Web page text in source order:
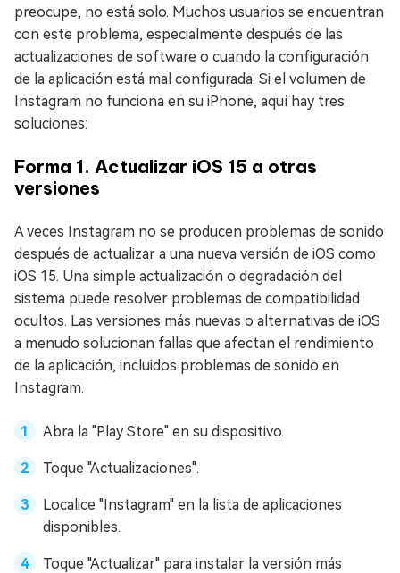
preocupe, no está solo. Muchos usuarios se encuentran
con este problema, especialmente después de las
actualizaciones de software o cuando la configuración
de la aplicación está mal configurada. Si el volumen de
Instagram no funciona en su iPhone, aquí hay tres
soluciones:
Forma 1. Actualizar iOS 15 a otras
versiones
A veces Instagram no se producen problemas de sonido
después de actualizar a una nueva versión de iOS como
iOS 15. Una simple actualización o degradación del
sistema puede resolver problemas de compatibilidad
ocultos. Las versiones más nuevas o alternativas de iOS
a menudo solucionan fallas que afectan el rendimiento
de la aplicación, incluidos problemas de sonido en
Instagram.
Abra la "Play Store" en su dispositivo.
Toque "Actualizaciones".
Localice "Instagram" en la lista de aplicaciones
disponibles.
Toque "Actualizar" para instalar la versión más